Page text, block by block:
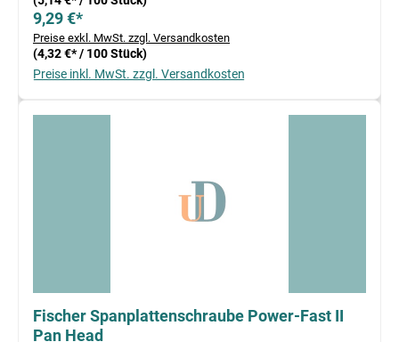
9,29 €*
Preise exkl. MwSt. zzgl. Versandkosten
(4,32 €* / 100 Stück)
Preise inkl. MwSt. zzgl. Versandkosten
Fischer Spanplattenschraube Power-Fast II
Pan Head